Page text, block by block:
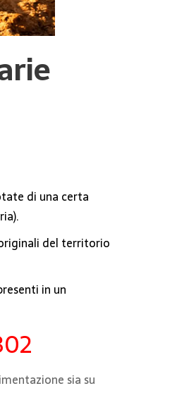
di una certa
del territorio
in un
sia su